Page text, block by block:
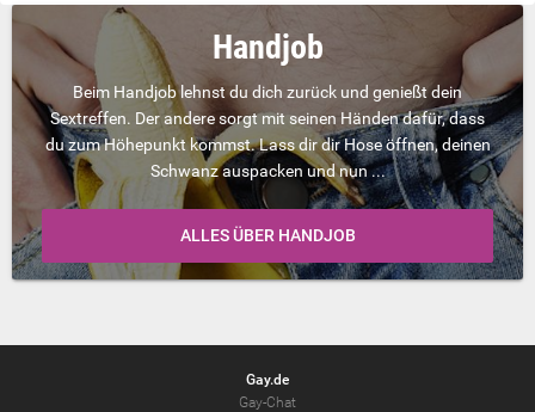
Handjob
Beim Handjob lehnst du dich zurück und genießt dein
Sextreffen. Der andere sorgt mit seinen Händen dafür, dass
du zum Höhepunkt kommst. Lass dir dir Hose öffnen, deinen
Schwanz auspacken und nun ...
ALLES ÜBER HANDJOB
Gay.de
Gay-Chat